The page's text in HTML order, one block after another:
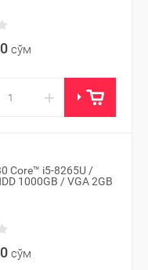
сўм
+
Core™ i5-8265U /
1000GB / VGA 2GB
сўм